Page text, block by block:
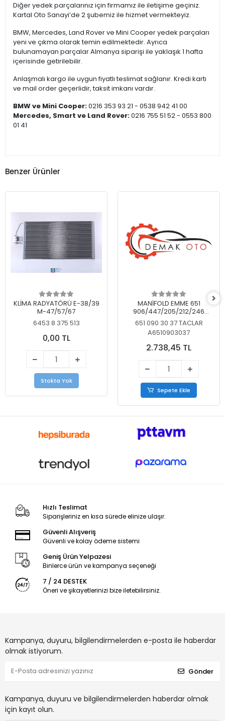
Diğer yedek parçalarınız için firmamız ile iletişime geçiniz.
Kartal Oto Sanayi’de 2 şubemiz ile hizmet vermekteyiz.
BMW, Mercedes, Land Rover ve Mini Cooper yedek parçaları
yeni ve çıkma olarak temin edilmektedir. Ayrıca
bulunamayan parçalar Almanya siparişi ile yaklaşık 1 hafta
içerisinde getirilebilir.
Anlaşmalı kargo ile uygun fiyatlı teslimat sağlanır. Kredi kartı
ve mail order geçerlidir, taksit imkanı vardır.
BMW ve Mini Cooper:0216 353 93 21 - 0538 942 41 00
Mercedes, Smart ve Land Rover:0216 755 51 52 - 0553 800
01 41
Benzer Ürünler
KLİMA RADYATÖRÜ E-38/39
M-47/57/67
6453 8 375 513
0,00 TL
Stokta Yok
MANİFOLD EMME 651
906/447/205/212/246
KELEBEKSİZ
651 090 30 37 TACLAR
A6510903037
2.738,45 TL
Sepete Ekle
Hızlı Teslimat
Siparişleriniz en kısa sürede elinize ulaşır.
Güvenli Alışveriş
Güvenli ve kolay ödeme sistemi
Geniş Ürün Yelpazesi
Binlerce ürün ve kampanya seçeneği
7 / 24 DESTEK
Öneri ve şikayetlerinizi bize iletebilirsiniz.
Kampanya, duyuru, bilgilendirmelerden e-posta ile haberdar
olmak istiyorum.
Gönder
Kampanya, duyuru ve bilgilendirmelerden haberdar olmak
için kayıt olun.